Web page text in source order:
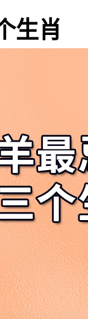
生肖